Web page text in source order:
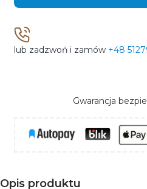
lub zadzwoń i zamów +48
Gwarancja
Opis produktu